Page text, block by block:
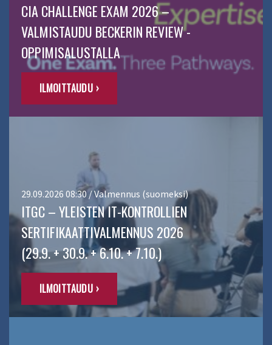
CIA CHALLENGE EXAM 2026 –
VALMISTAUDU BECKERIN REVIEW -
OPPIMISALUSTALLA
ILMOITTAUDU ›
29.09.2026 08:30 / Valmennus (suomeksi)
ITGC – YLEISTEN IT-KONTROLLIEN
SERTIFIKAATTIVALMENNUS 2026
(29.9. + 30.9. + 6.10. + 7.10.)
ILMOITTAUDU ›